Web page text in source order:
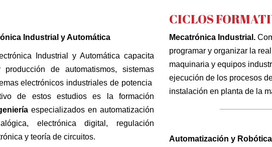
Industrial y Automática
Industrial y Automática capacita
de automatismos, sistemas
electrónicos industriales de potencia
de estos estudios es la formación
especializados en automatización
electrónica digital, regulación
y teoría de circuitos.
CICLOS
Mecatrónica Industrial.
programar y organizar la
maquinaria y equipos
ejecución de los procesos
instalación en planta de la
Automatización y